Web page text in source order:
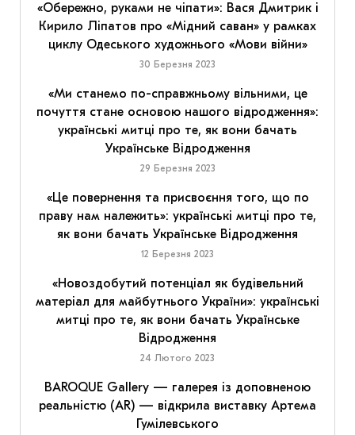
«Обережно, руками не чіпати»: Вася Дмитрик і
Кирило Ліпатов про «Мідний саван» у рамках
циклу Одеського художнього «Мови війни»
30 Березня 2023
«Ми станемо по-справжньому вільними, це
почуття стане основою нашого відродження»:
українські митці про те, як вони бачать
Українське Відродження
29 Березня 2023
«Це повернення та присвоєння того, що по
праву нам належить»: українські митці про те,
як вони бачать Українське Відродження
12 Березня 2023
«Новоздобутий потенціал як будівельний
матеріал для майбутнього України»: українські
митці про те, як вони бачать Українське
Відродження
24 Лютого 2023
BAROQUE Gallery — галерея із доповненою
реальністю (AR) — відкрила виставку Артема
Гумілевського